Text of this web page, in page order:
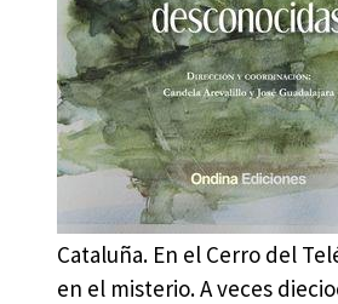
Cataluña. En el Cerro del
en el misterio. A veces